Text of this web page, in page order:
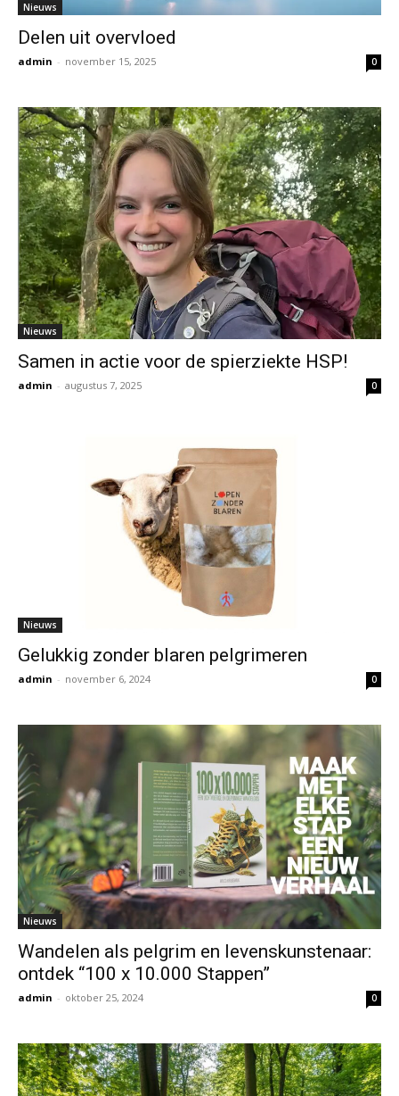
Nieuws
Delen uit overvloed
admin - november 15, 2025 0
Nieuws
Samen in actie voor de spierziekte HSP!
admin - augustus 7, 2025 0
Nieuws
Gelukkig zonder blaren pelgrimeren
admin - november 6, 2024 0
Nieuws
Wandelen als pelgrim en levenskunstenaar:
ontdek “100 x 10.000 Stappen”
admin - oktober 25, 2024 0